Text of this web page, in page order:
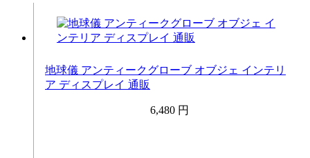
地球儀 アンティークグローブ オブジェ インテリ
ア ディスプレイ 通販
6,480 円